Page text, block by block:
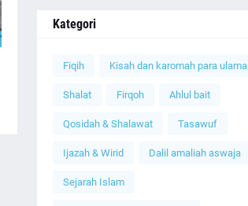
Kategori
Fiqih Kisah dan karomah para ulama
Shalat Firqoh Ahlul bait
Qosidah & Shalawat Tasawuf
Ijazah & Wirid Dalil amaliah aswaja
Sejarah Islam